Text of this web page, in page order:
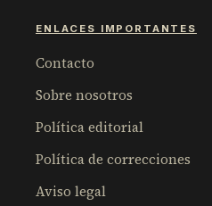
ENLACES IMPORTANTES
Contacto
Sobre nosotros
Política editorial
Política de correcciones
Aviso legal